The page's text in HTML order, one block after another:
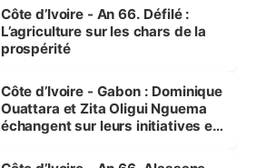
Côte d’Ivoire - An 66. Défilé :
L’agriculture sur les chars de la
prospérité
Côte d’Ivoire - Gabon : Dominique
Ouattara et Zita Oligui Nguema
échangent sur leurs initiatives en
enfants